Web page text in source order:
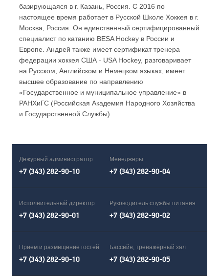
базирующаяся в г. Казань, Россия. С 2016 по
настоящее время работает в Русской Школе Хоккея в г.
Москва, Россия. Он единственный сертифицированный
специалист по катанию BESA Hockey в России и
Европе. Андрей также имеет сертификат тренера
федерации хоккея США - USA Hockey, разговаривает
на Русском, Английском и Немецком языках, имеет
высшее образование по направлению
«Государственное и муниципальное управление» в
РАНХиГС (Российская Академия Народного Хозяйства
и Государственной Службы)
Дежурный администратор
+7 (343) 282-90-10
Менеджеры
+7 (343) 282-90-04
Исполнительный директор
+7 (343) 282-90-01
Руководитель службы питания
+7 (343) 282-90-02
Прием и размещение гостей
+7 (343) 282-90-10
Бассейн, тренажёрный зал
+7 (343) 282-90-05